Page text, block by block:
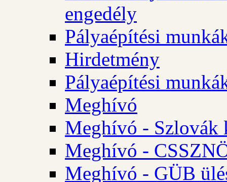
engedély
Pályaépítési
Hirdetmény
Pályaépítési
Meghívó
Meghívó - Szlovák
Meghívó -
Meghívó - GÜB